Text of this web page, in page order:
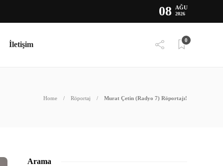
08 AĞU
2026
İletişim 0
Home Röportaj Murat Çetin (Radyo 7) Röportajı!
Arama